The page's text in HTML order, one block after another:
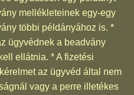
mellékleteinek egy-egy
többi példányához is. *
ügyvédnek a beadvány
ellátnia. * A fizetési
az ügyvéd által nem
vagy a perre illetékes